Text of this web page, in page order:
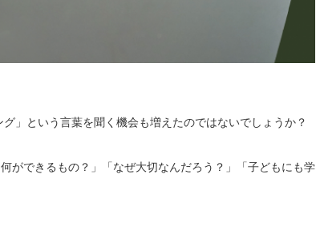
」という言葉を聞く機会も増えたのではないでしょうか？
ができるもの？」「なぜ大切なんだろう？」「子どもにも学